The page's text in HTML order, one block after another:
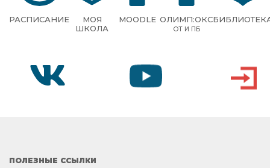
РАСПИСАНИЕ
МОЯ
ШКОЛА
MOODLE ОЛИМП:ОКС
ОТ И ПБ
ПОЛЕЗНЫЕ ССЫЛКИ